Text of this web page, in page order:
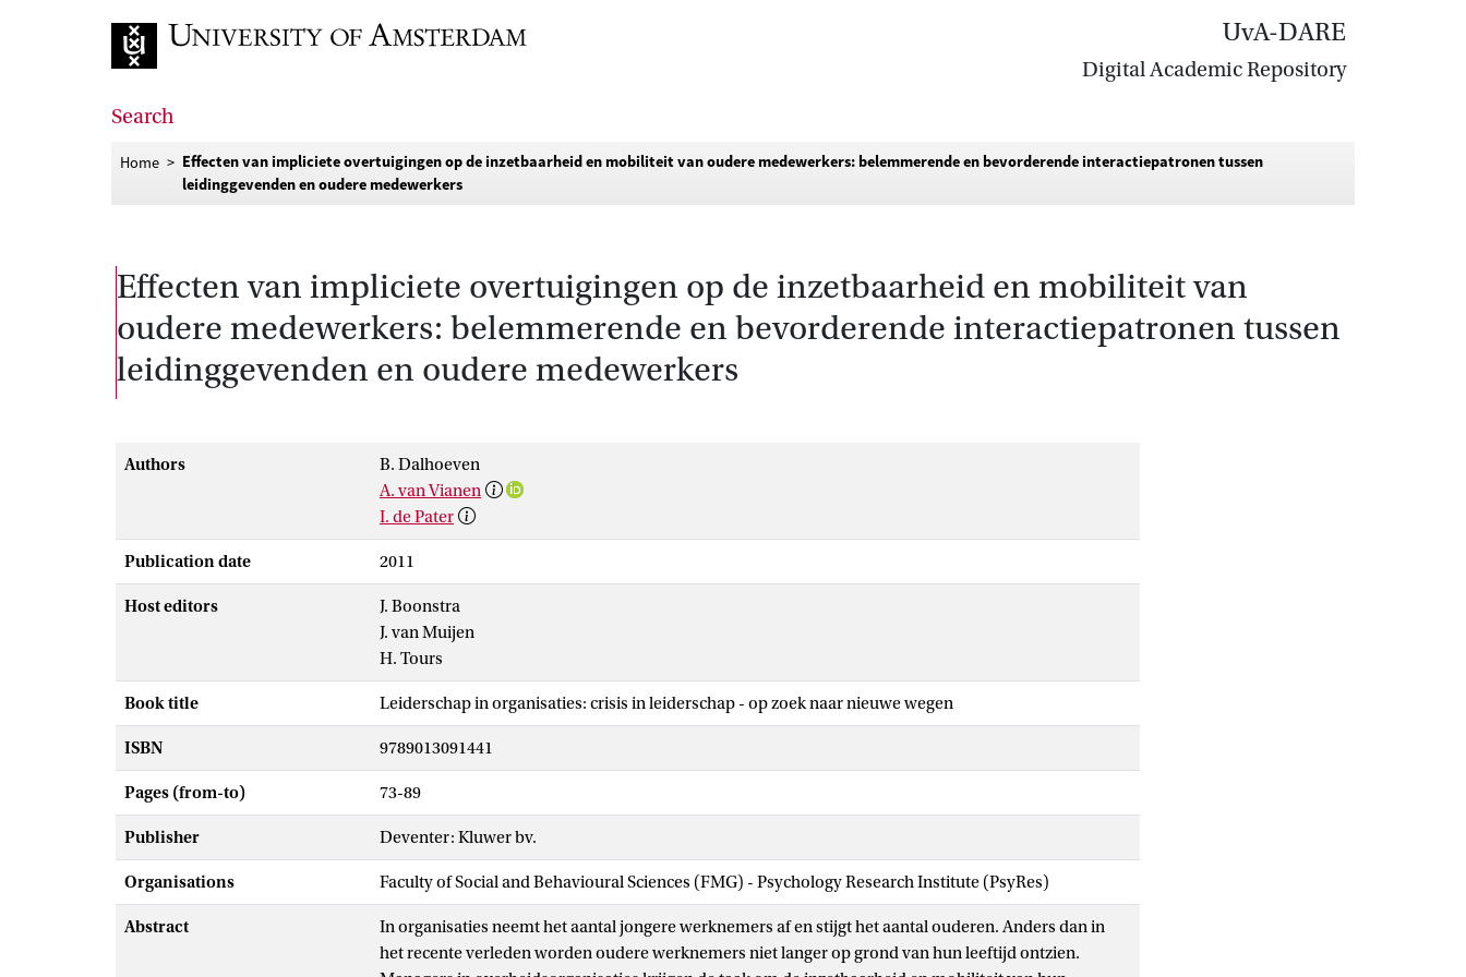
UvA-DARE
Digital Academic Repository
Search
Home
Effecten van impliciete overtuigingen op de inzetbaarheid en mobiliteit van oudere medewerkers: belemmerende en bevorderende interactiepatronen tussen
leidinggevenden en oudere medewerkers
Effecten van impliciete overtuigingen op de inzetbaarheid en mobiliteit van
oudere medewerkers: belemmerende en bevorderende interactiepatronen tussen
leidinggevenden en oudere medewerkers
Authors
B. Dalhoeven
A. van Vianen
I. de Pater
Publication date 2011
Host editors
J. Boonstra
J. van Muijen
H. Tours
Book title Leiderschap in organisaties: crisis in leiderschap - op zoek naar nieuwe wegen
ISBN 9789013091441
Pages (from-to) 73-89
Publisher Deventer: Kluwer bv.
Organisations Faculty of Social and Behavioural Sciences (FMG) - Psychology Research Institute (PsyRes)
Abstract
In organisaties neemt het aantal jongere werknemers af en stijgt het aantal ouderen. Anders dan in
het recente verleden worden oudere werknemers niet langer op grond van hun leeftijd ontzien.